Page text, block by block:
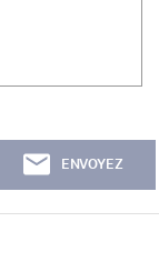
ENVOYEZ